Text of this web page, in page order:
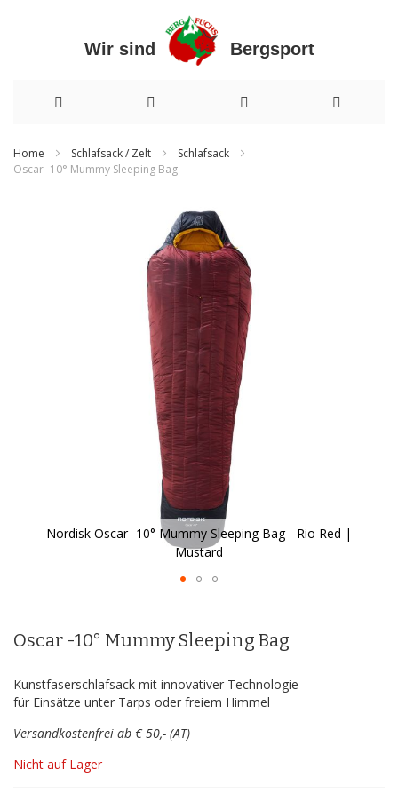
Wir sind Bergsport
zum
Home Schlafsack / Zelt
Schlafsack
Oscar -10° Mummy Sleeping Bag
Nordisk Oscar -10° Mummy Sleeping Bag - Rio Red |
Mustard
der
Oscar -10° Mummy Sleeping Bag
Kunstfaserschlafsack mit innovativer Technologie
für Einsätze unter Tarps oder freiem Himmel
Versandkostenfrei ab € 50,- (AT)
Nicht auf Lager